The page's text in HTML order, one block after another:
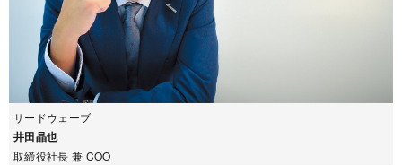
サードウェーブ
井田晶也
取締役社長 兼 COO